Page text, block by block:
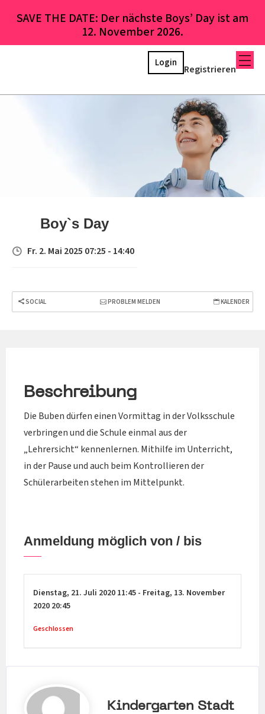
SAVE THE DATE: Der nächste Boys’ Day ist am
12. November 2026.
Registrieren
Login
Boy`s Day
Fr. 2. Mai 2025 07:25 - 14:40
SOCIAL PROBLEM MELDEN KALENDER
Beschreibung
Die Buben dürfen einen Vormittag in der Volksschule
verbringen und die Schule einmal aus der
„Lehrersicht“ kennenlernen. Mithilfe im Unterricht,
in der Pause und auch beim Kontrollieren der
Schülerarbeiten stehen im Mittelpunkt.
Anmeldung möglich von / bis
Dienstag, 21. Juli 2020 11:45 - Freitag, 13. November
2020 20:45
Geschlossen
Kindergarten Stadt